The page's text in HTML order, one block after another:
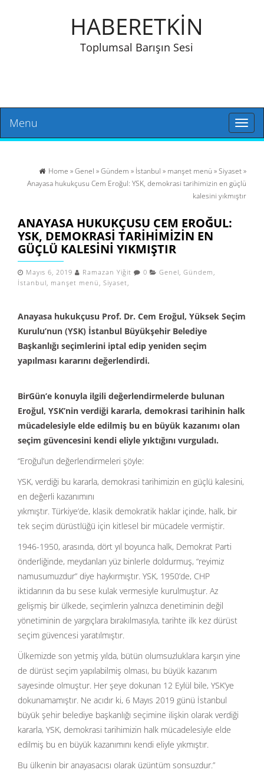
HABERETKİN
Toplumsal Barışın Sesi
Toggle
Menu
Home »Genel »Gündem » İstanbul » manşet menü »Siyaset»
Anayasa hukukçusu Cem Eroğul: YSK, demokrasi tarihimizin en güçlü
kalesini yıkmıştır
ANAYASA HUKUKÇUSU CEM EROĞUL:
YSK, DEMOKRASI TARIHIMIZIN EN
GÜÇLÜ KALESINI YIKMIŞTIR
Mayıs 6, 2019 Ramazan Yiğit 0 Genel, Gündem ,
İstanbul, manşet menü , Siyaset,
Anayasa hukukçusu Prof. Dr. Cem Eroğul, Yüksek Seçim
Kurulu’nun (YSK) İstanbul Büyükşehir Belediye
Başkanlığı seçimlerini iptal edip yeniden seçim
yapılması kararını değerlendirdi.
BirGün’e konuyla ilgili değerlendirmelerde bulunan
Eroğul, YSK’nin verdiği kararla, demokrasi tarihinin halk
mücadelesiyle elde edilmiş bu en büyük kazanımı olan
seçim güvencesini kendi eliyle yıktığını vurguladı.
“Eroğul’un değerlendirmeleri şöyle:
YSK, verdiği bu kararla, demokrasi tarihimizin en güçlü kalesini,
en değerli kazanımını
yıkmıştır. Türkiye’de, klasik demokratik haklar içinde, halk, bir
tek seçim dürüstlüğü için kitlesel bir mücadele vermiştir.
1946-1950, arasında, dört yıl boyunca halk, Demokrat Parti
önderliğinde, meydanları yüz binlerle doldurmuş, “reyimiz
namusumuzdur” diye haykırmıştır. YSK, 1950’de, CHP
iktidarının da bu sese kulak vermesiyle kurulmuştur. Az
gelişmiş bir ülkede, seçimlerin yalnızca denetiminin değil
yönetiminin de yargıçlara bırakılmasıyla, tarihte ilk kez dürüst
seçim güvencesi yaratılmıştır.
Ülkemizde son yetmiş yılda, bütün olumsuzluklara karşın yine
de dürüst seçim yapılabilmiş olması, bu büyük kazanım
sayesinde olmuştur. Her şeye dokunan 12 Eylül bile, YSK’ye
dokunamamıştır. Ne acıdır ki, 6 Mayıs 2019 günü İstanbul
büyük şehir belediye başkanlığı seçimine ilişkin olarak verdiği
kararla, YSK, demokrasi tarihimizin halk mücadelesiyle elde
edilmiş bu en büyük kazanımını kendi eliyle yıkmıştır.
Bu ülkenin bir anayasacısı olarak üzüntüm sonsuzdur.”